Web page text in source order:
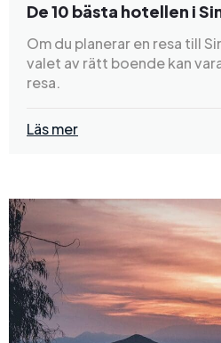
De 10 bästa hotellen i
Om du planerar en resa till
valet av rätt boende kan
resa.
Läs mer